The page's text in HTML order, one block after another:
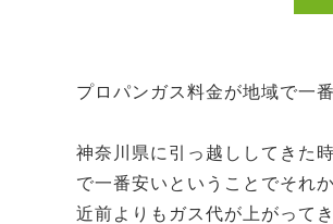
プロパンガス料金が地域で一
神奈川県に引っ越ししてきた
で一番安いということでそれ
近前よりもガス代が上がって